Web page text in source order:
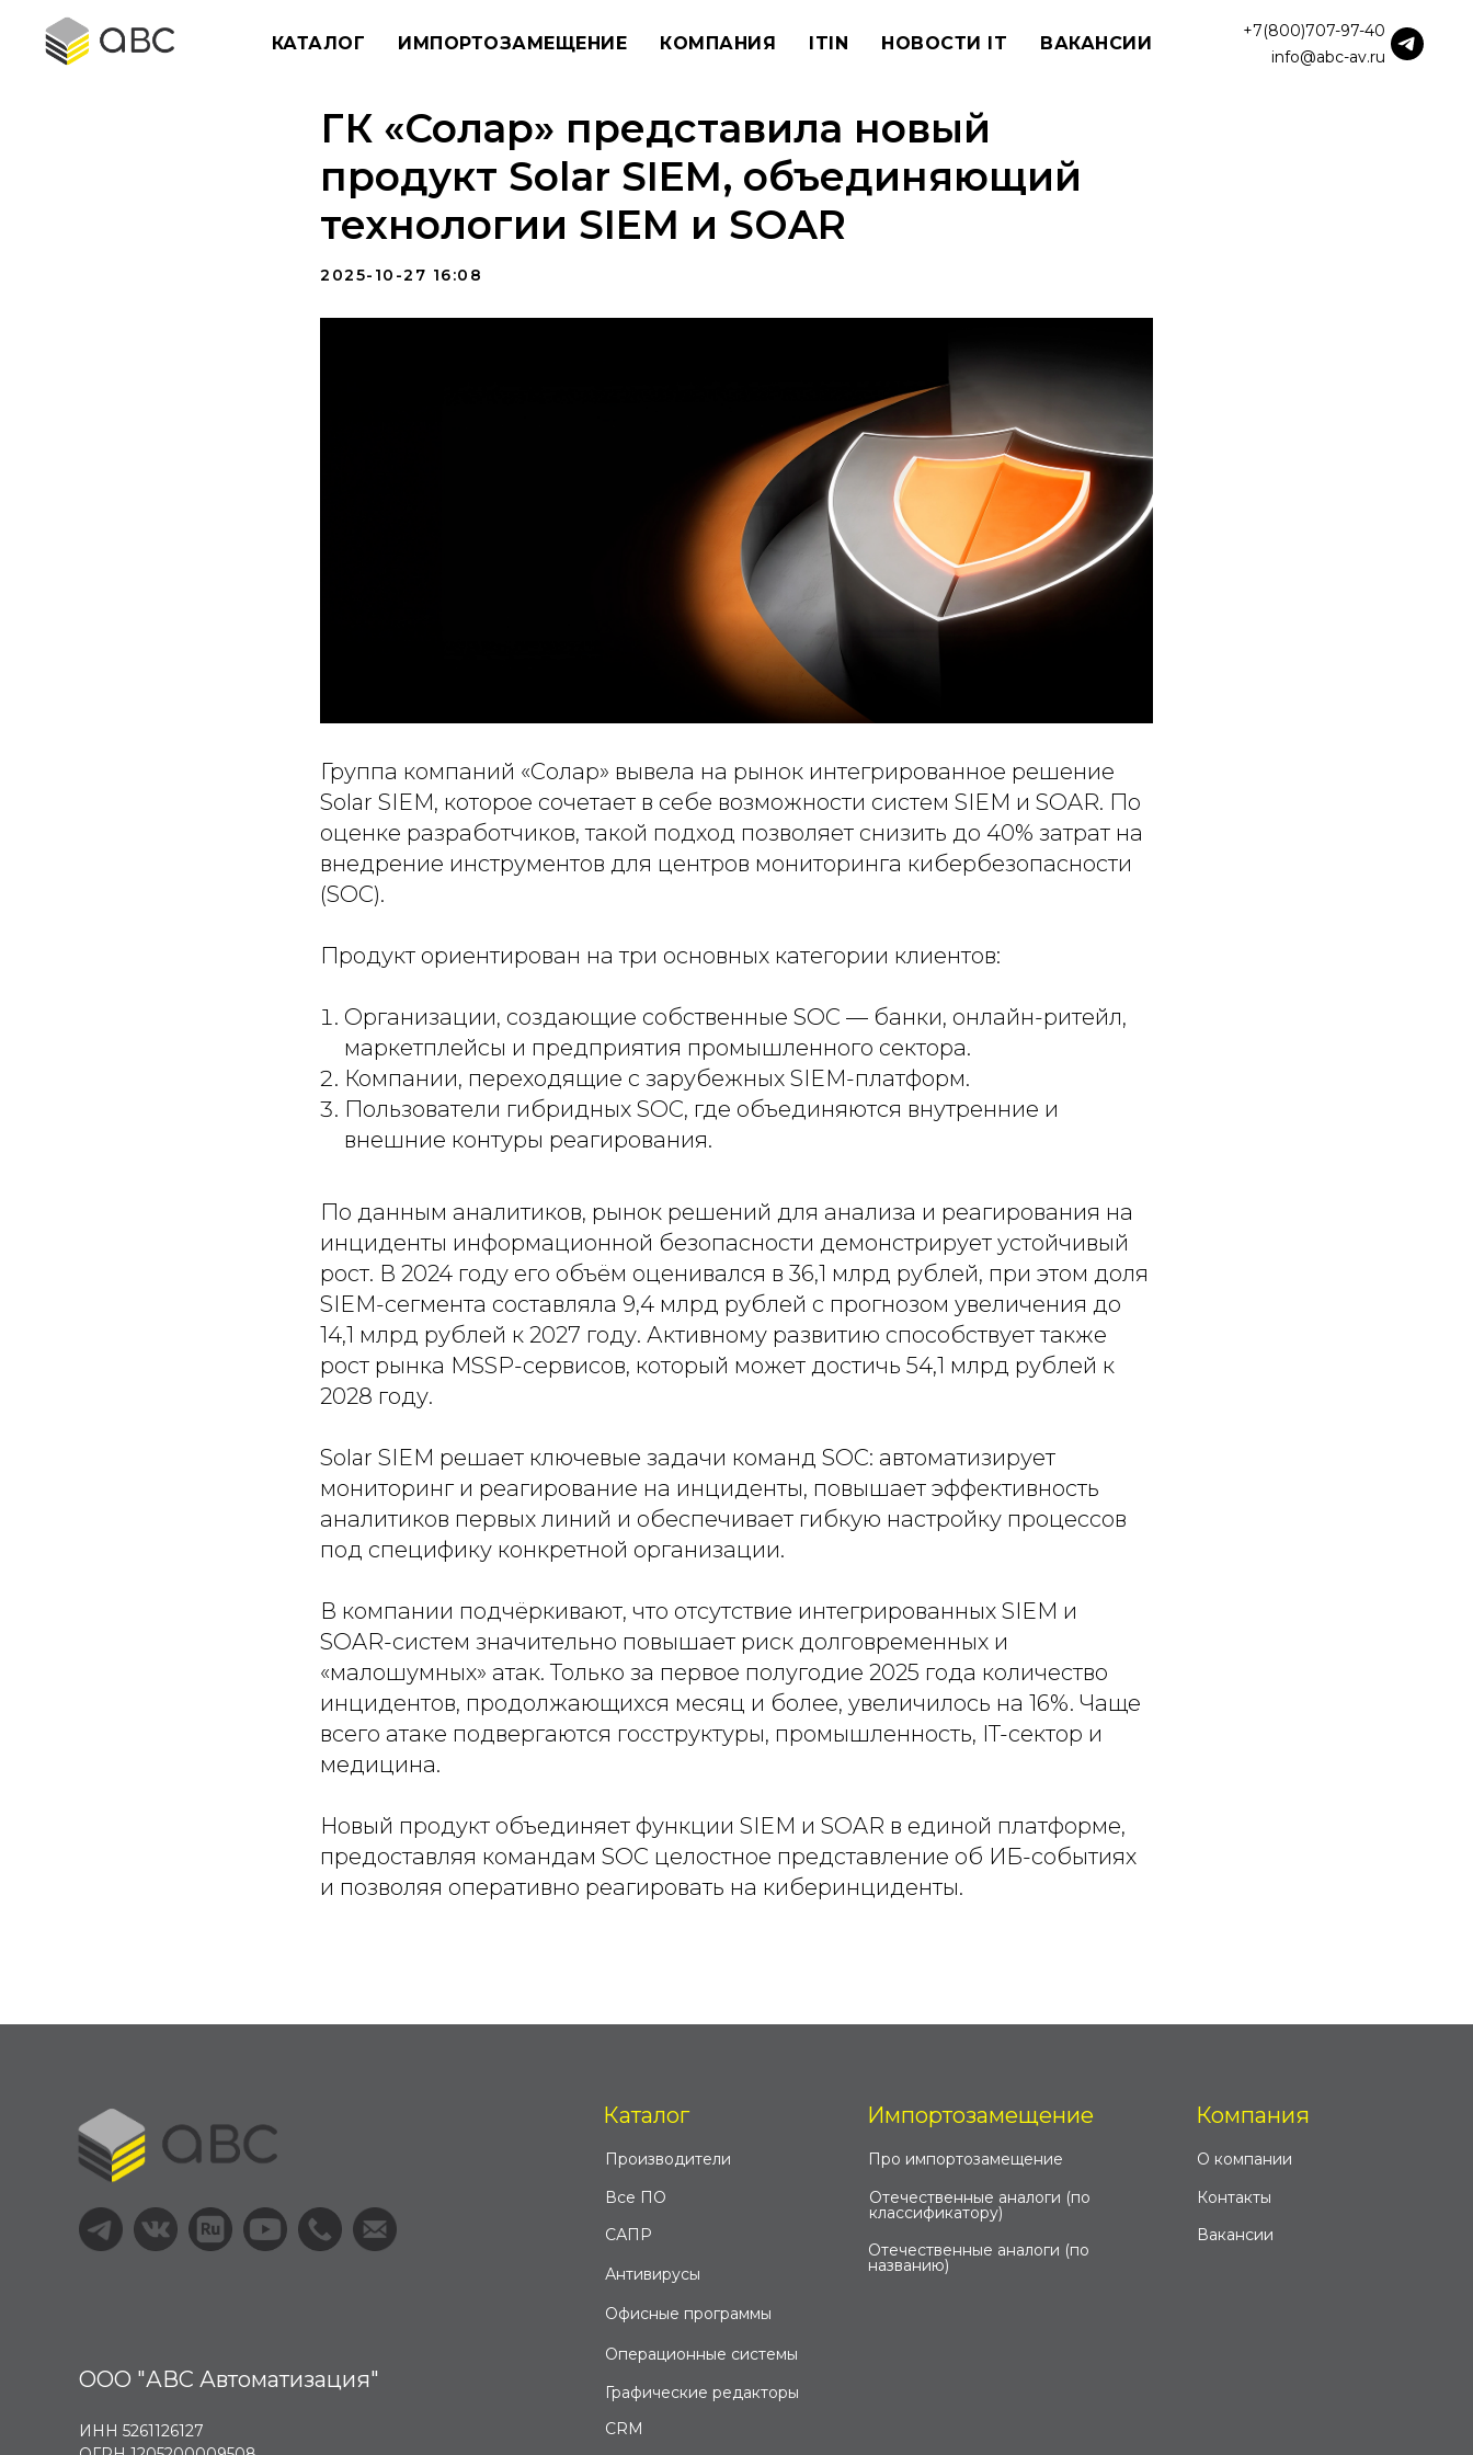
КАТАЛОГ ИМПОРТОЗАМЕЩЕНИЕ КОМПАНИЯ ITIN НОВОСТИ IT ВАКАНСИИ
+7(800)707-97-40
info@abc-av.ru
ГК «Солар» представила новый
продукт Solar SIEM, объединяющий
технологии SIEM и SOAR
2025-10-27 16:08
Группа компаний «Солар» вывела на рынок интегрированное решение
Solar SIEM, которое сочетает в себе возможности систем SIEM и SOAR. По
оценке разработчиков, такой подход позволяет снизить до 40% затрат на
внедрение инструментов для центров мониторинга кибербезопасности
(SOC).
Продукт ориентирован на три основных категории клиентов:
Организации, создающие собственные SOC — банки, онлайн-ритейл,
маркетплейсы и предприятия промышленного сектора.
Компании, переходящие с зарубежных SIEM-платформ.
Пользователи гибридных SOC, где объединяются внутренние и
внешние контуры реагирования.
По данным аналитиков, рынок решений для анализа и реагирования на
инциденты информационной безопасности демонстрирует устойчивый
рост. В 2024 году его объём оценивался в 36,1 млрд рублей, при этом доля
SIEM-сегмента составляла 9,4 млрд рублей с прогнозом увеличения до
14,1 млрд рублей к 2027 году. Активному развитию способствует также
рост рынка MSSP-сервисов, который может достичь 54,1 млрд рублей к
2028 году.
Solar SIEM решает ключевые задачи команд SOC: автоматизирует
мониторинг и реагирование на инциденты, повышает эффективность
аналитиков первых линий и обеспечивает гибкую настройку процессов
под специфику конкретной организации.
В компании подчёркивают, что отсутствие интегрированных SIEM и
SOAR-систем значительно повышает риск долговременных и
«малошумных» атак. Только за первое полугодие 2025 года количество
инцидентов, продолжающихся месяц и более, увеличилось на 16%. Чаще
всего атаке подвергаются госструктуры, промышленность, IT-сектор и
медицина.
Новый продукт объединяет функции SIEM и SOAR в единой платформе,
предоставляя командам SOC целостное представление об ИБ-событиях
и позволяя оперативно реагировать на киберинциденты.
ИНН 5261126127
ООО "АВС Автоматизация"
Все ПО
Производители
Антивирусы
Офисные программы
Каталог
Операционные системы
САПР
Графические редакторы
Отечественные аналоги (по
названию)
Про импортозамещение
Импортозамещение
Отечественные аналоги (по
классификатору)
Контакты
О компании
Компания
Вакансии
CRM